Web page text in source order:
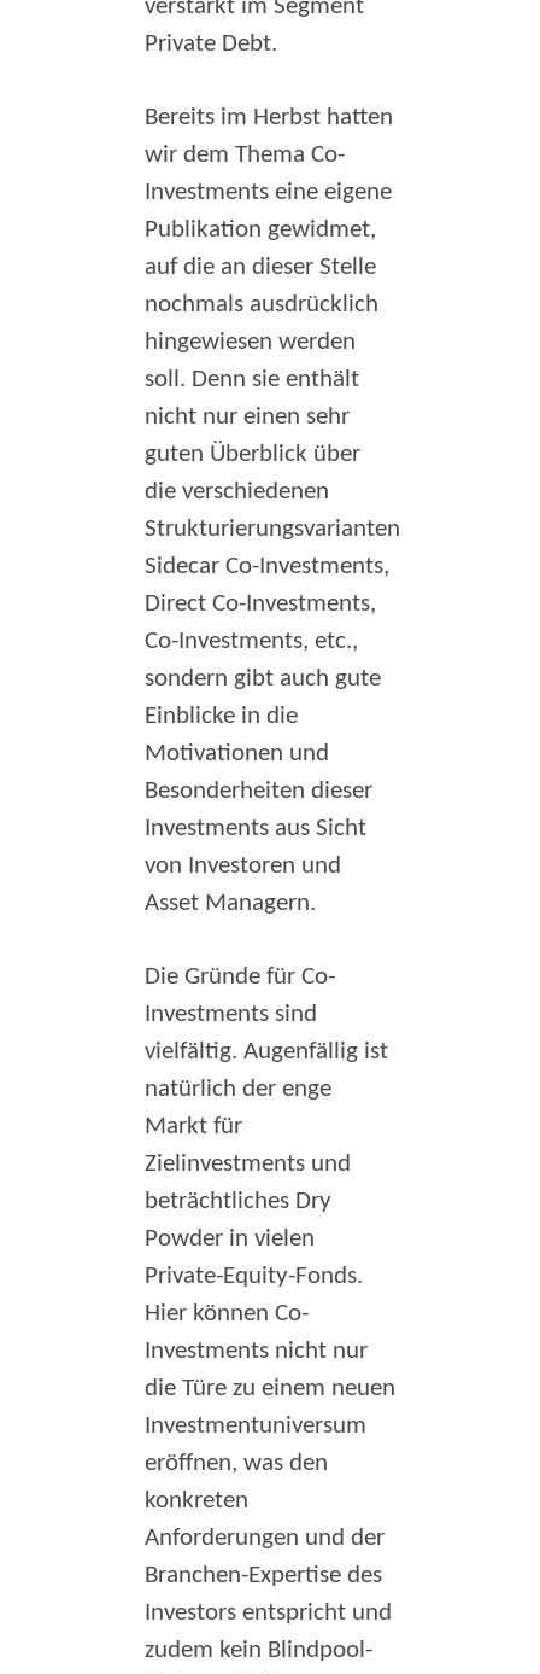
verstärkt im Segment
Private Debt.
Bereits im Herbst hatten
wir dem Thema Co-
Investments eine eigene
Publikation gewidmet,
auf die an dieser Stelle
nochmals ausdrücklich
hingewiesen werden
soll. Denn sie enthält
nicht nur einen sehr
guten Überblick über
die verschiedenen
Strukturierungsvarianten
Sidecar Co-Investments,
Direct Co-Investments,
Co-Investments, etc.,
sondern gibt auch gute
Einblicke in die
Motivationen und
Besonderheiten dieser
Investments aus Sicht
von Investoren und
Asset Managern.
Die Gründe für Co-
Investments sind
vielfältig. Augenfällig ist
natürlich der enge
Markt für
Zielinvestments und
beträchtliches Dry
Powder in vielen
Private-Equity-Fonds.
Hier können Co-
Investments nicht nur
die Türe zu einem neuen
Investmentuniversum
eröffnen, was den
konkreten
Anforderungen und der
Branchen-Expertise des
Investors entspricht und
zudem kein Blindpool-